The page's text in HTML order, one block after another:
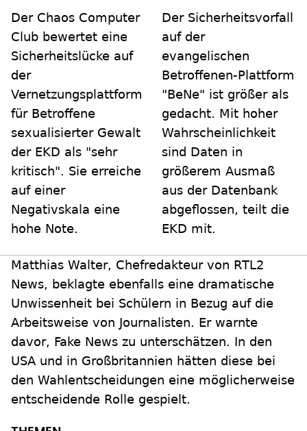
Der Chaos Computer
Club bewertet eine
Sicherheitslücke auf
der
Vernetzungsplattform
für Betroffene
sexualisierter Gewalt
der EKD als "sehr
kritisch". Sie erreiche
auf einer
Negativskala eine
hohe Note.
Der Sicherheitsvorfall
auf der
evangelischen
Betroffenen-Plattform
"BeNe" ist größer als
gedacht. Mit hoher
Wahrscheinlichkeit
sind Daten in
größerem Ausmaß
aus der Datenbank
abgeflossen, teilt die
EKD mit.
Matthias Walter, Chefredakteur von RTL2
News, beklagte ebenfalls eine dramatische
Unwissenheit bei Schülern in Bezug auf die
Arbeitsweise von Journalisten. Er warnte
davor, Fake News zu unterschätzen. In den
USA und in Großbritannien hätten diese bei
den Wahlentscheidungen eine möglicherweise
entscheidende Rolle gespielt.